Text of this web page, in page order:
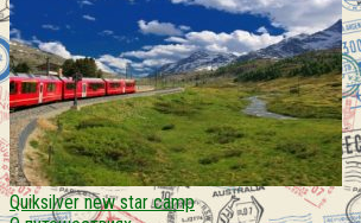
Quiksilver new star camp